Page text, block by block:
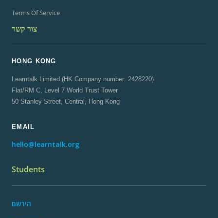
Terms Of Service
צור קשר
HONG KONG
Learntalk Limited (HK Company number: 2428220)
Flat/RM C, Level 7 World Trust Tower
50 Stanley Street, Central, Hong Kong
EMAIL
hello@learntalk.org
Students
הירשם